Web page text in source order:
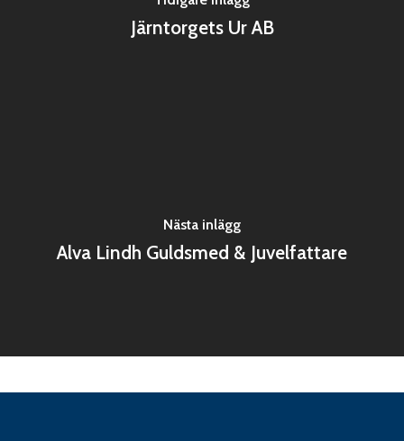
Järntorgets Ur AB
Nästa inlägg
Alva Lindh Guldsmed & Juvelfattare